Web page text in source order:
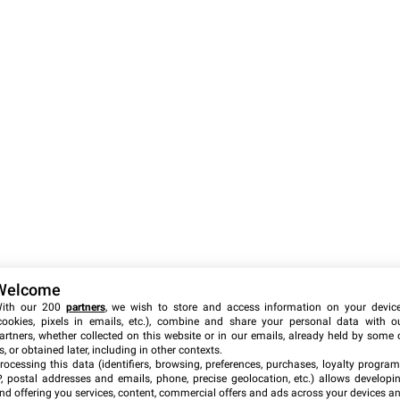
our 200 partners, we wish to store and access information on your
pixels in emails, etc.), combine and share your personal data with
whether collected on this website or in our emails, already held by some
or obtained later, including in other contexts.
this data (identifiers, browsing, preferences, purchases, loyalty
postal addresses and emails, phone, precise geolocation, etc.) allows
offering you services, content, commercial offers and ads across your devices